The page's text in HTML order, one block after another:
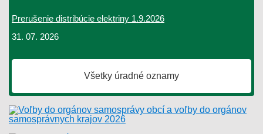
Prerušenie distribúcie elektriny 1.9.2026
31. 07. 2026
Všetky úradné oznamy